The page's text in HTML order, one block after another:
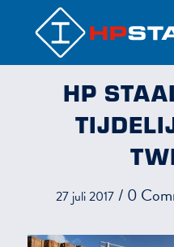
HP
27 juli 2017 / 0